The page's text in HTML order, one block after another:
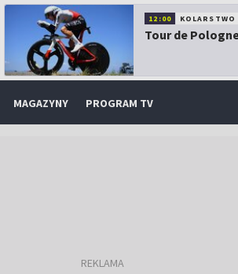
12:00 KOLARSTWO
Tour de
MAGAZYNY PROGRAM TV